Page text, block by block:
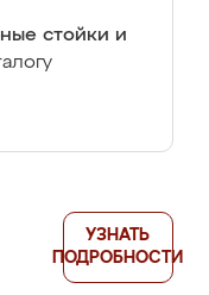
стойки и
УЗНАТЬ
ПОДРОБНОСТИ